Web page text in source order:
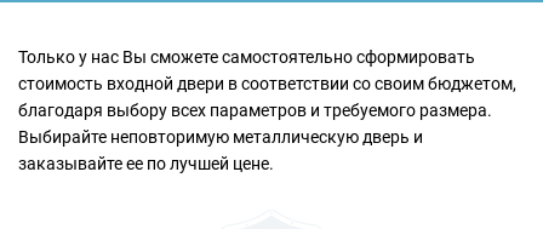
Только у нас Вы сможете самостоятельно сформировать
стоимость входной двери в соответствии со своим бюджетом,
благодаря выбору всех параметров и требуемого размера.
Выбирайте неповторимую металлическую дверь и
заказывайте ее по лучшей цене.